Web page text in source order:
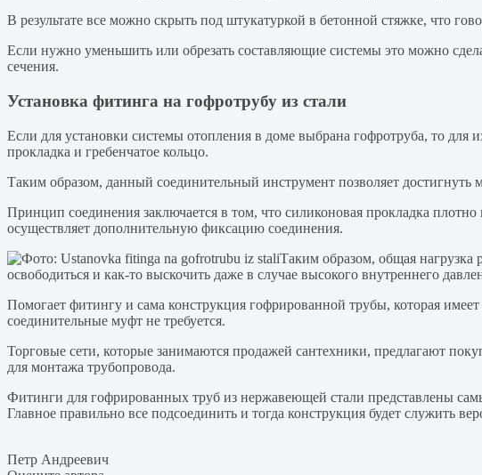
В результате все можно скрыть под штукатуркой в бетонной стяжке, что
Если нужно уменьшить или обрезать составляющие системы это можно
сечения.
Установка фитинга на гофротрубу из стали
Если для установки системы отопления в доме выбрана гофротруба, то для
прокладка и гребенчатое кольцо.
Таким образом, данный соединительный инструмент позволяет достигнуть
Принцип соединения заключается в том, что силиконовая прокладка
осуществляет дополнительную фиксацию соединения.
Таким образом, общая нагрузка
освободиться и как-то выскочить даже в случае высокого внутреннего
Помогает фитингу и сама конструкция гофрированной трубы, которая
соединительные муфт не требуется.
Торговые сети, которые занимаются продажей сантехники, предлагают
для монтажа трубопровода.
Фитинги для гофрированных труб из нержавеющей стали представлены
Главное правильно все подсоединить и тогда конструкция будет служить
Петр Андреевич